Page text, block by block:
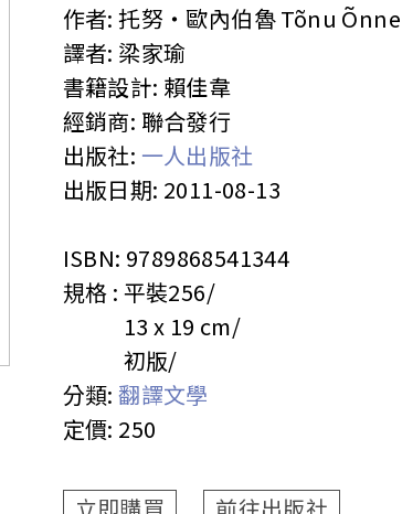
作者:托努‧歐內伯魯 Tõnu
譯者: 梁家瑜
書籍設計: 賴佳韋
經銷商: 聯合發行
出版社: 一人出版社
出版日期: 2011-08-13
ISBN: 9789868541344
規格 : 平裝256
13 x 19 cm
初版
分類:翻譯文學
定價: 250